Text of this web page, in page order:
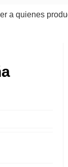
producen,